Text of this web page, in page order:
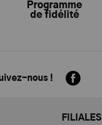
Programme
de fidélité
nous !
FILIALES